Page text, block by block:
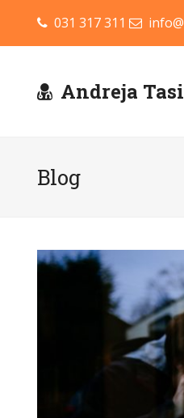
031 317 311
Andreja
Blog